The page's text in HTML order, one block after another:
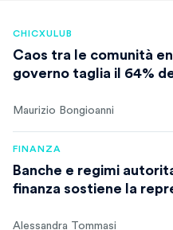
CHICXULUB
Caos tra le comunità
governo taglia il 64%
Maurizio Bongioanni
FINANZA
Banche e regimi
finanza sostiene la
Alessandra Tommasi